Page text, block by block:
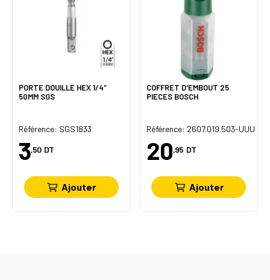
PORTE DOUILLE HEX 1/4″
50MM SGS
Référence: SGS1833
3,50 DT
Ajouter
COFFRET D'EMBOUT 25
PIECES BOSCH
Référence: 2607.019.503-UUU
20,95 DT
Ajouter